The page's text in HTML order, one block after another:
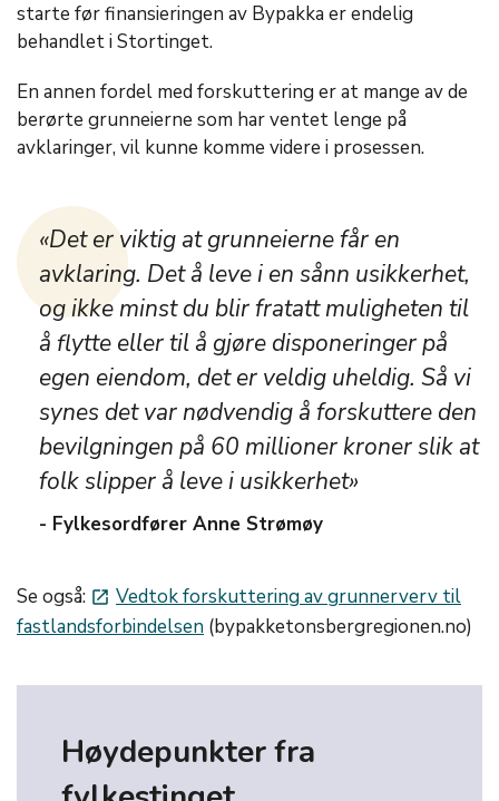
starte før finansieringen av Bypakka er endelig
behandlet i Stortinget.
En annen fordel med forskuttering er at mange av de
berørte grunneierne som har ventet lenge på
avklaringer, vil kunne komme videre i prosessen.
«Det er viktig at grunneierne får en
avklaring. Det å leve i en sånn usikkerhet,
og ikke minst du blir fratatt muligheten til
å flytte eller til å gjøre disponeringer på
egen eiendom, det er veldig uheldig. Så vi
synes det var nødvendig å forskuttere den
bevilgningen på 60 millioner kroner slik at
folk slipper å leve i usikkerhet»
- Fylkesordfører Anne Strømøy
Se også: launch Vedtok forskuttering av grunnerverv til
fastlandsforbindelsen (bypakketonsbergregionen.no)
Høydepunkter fra